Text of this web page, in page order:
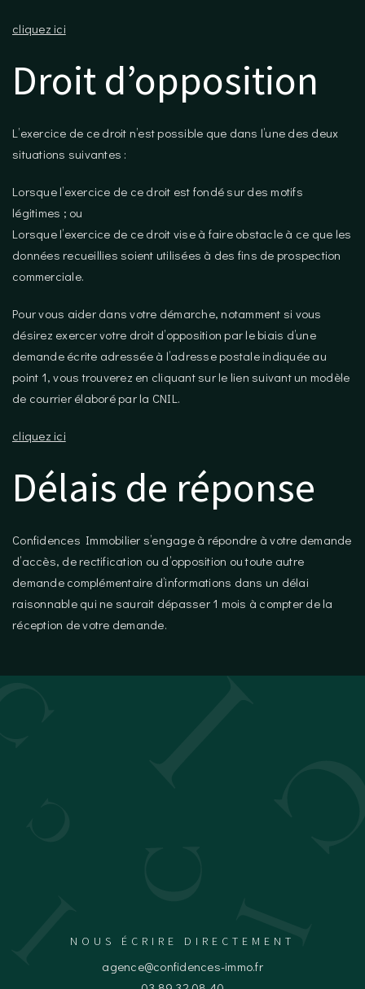
cliquez ici
Droit d’opposition
L’exercice de ce droit n’est possible que dans l’une des deux
situations suivantes :
Lorsque l’exercice de ce droit est fondé sur des motifs
légitimes ; ou
Lorsque l’exercice de ce droit vise à faire obstacle à ce que les
données recueillies soient utilisées à des fins de prospection
commerciale.
Pour vous aider dans votre démarche, notamment si vous
désirez exercer votre droit d’opposition par le biais d’une
demande écrite adressée à l’adresse postale indiquée au
point 1, vous trouverez en cliquant sur le lien suivant un modèle
de courrier élaboré par la CNIL.
cliquez ici
Délais de réponse
Confidences Immobilier s’engage à répondre à votre demande
d’accès, de rectification ou d’opposition ou toute autre
demande complémentaire d’informations dans un délai
raisonnable qui ne saurait dépasser 1 mois à compter de la
réception de votre demande.
NOUS ÉCRIRE DIRECTEMENT
agence@confidences-immo.fr